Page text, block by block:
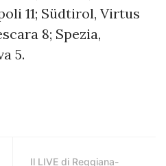
11; Südtirol, Virtus
8; Spezia,
5.
Il LIVE di Reggiana-